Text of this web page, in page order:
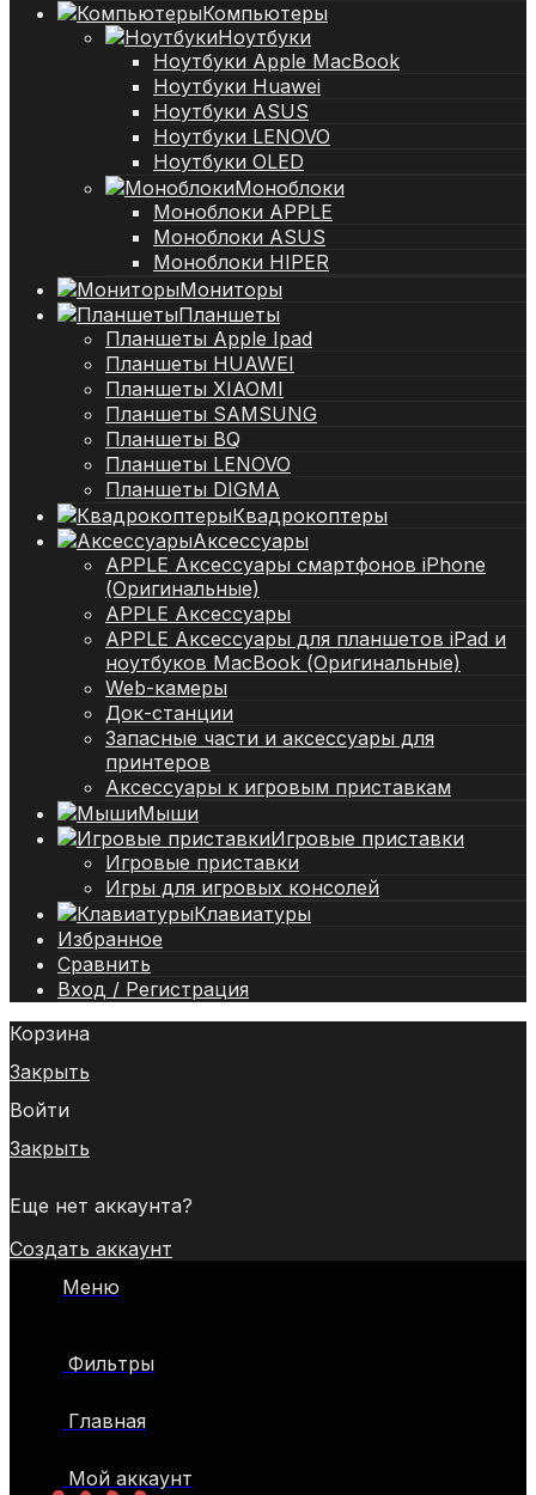
Компьютеры
Ноутбуки
Ноутбуки Apple MacBook
Ноутбуки Huawei
Ноутбуки ASUS
Ноутбуки LENOVO
Ноутбуки OLED
Моноблоки
Моноблоки APPLE
Моноблоки ASUS
Моноблоки HIPER
Мониторы
Планшеты
Планшеты Apple Ipad
Планшеты HUAWEI
Планшеты XIAOMI
Планшеты SAMSUNG
Планшеты BQ
Планшеты LENOVO
Планшеты DIGMA
Квадрокоптеры
Аксессуары
APPLE Аксессуары смартфонов iPhone
(Оригинальные)
APPLE Аксессуары
APPLE Аксессуары для планшетов iPad и
ноутбуков MacBook (Оригинальные)
Web-камеры
Док-станции
Запасные части и аксессуары для
принтеров
Аксессуары к игровым приставкам
Мыши
Игровые приставки
Игровые приставки
Игры для игровых консолей
Клавиатуры
Избранное
Сравнить
Вход / Регистрация
Корзина
Закрыть
Войти
Закрыть
Еще нет аккаунта?
Создать аккаунт
Меню
Фильтры
Главная
Мой аккаунт